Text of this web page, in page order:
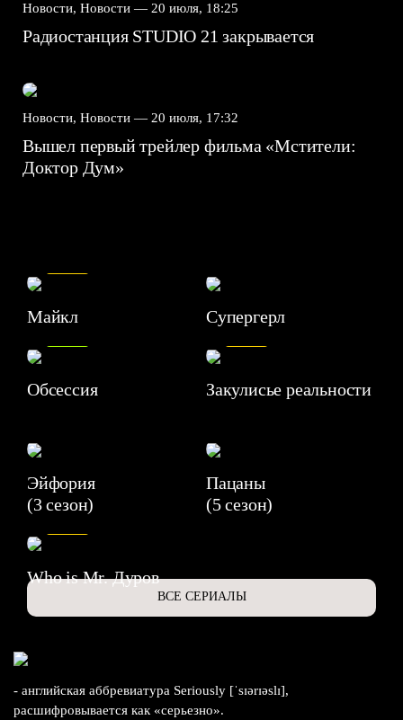
Новости, Новости — 20 июля, 18:25
Радиостанция STUDIO 21 закрывается
Новости, Новости — 20 июля, 17:32
Вышел первый трейлер фильма «Мстители:
Доктор Дум»
Майкл Супергерл
Обсессия
7.1
Закулисье реальности
Эйфория
(3 сезон)
Пацаны
(5 сезон)
Who is Mr. Дуров
ВСЕ СЕРИАЛЫ
- английская аббревиатура Seriously [ˈsɪərɪəslɪ],
расшифровывается как «серьезно».